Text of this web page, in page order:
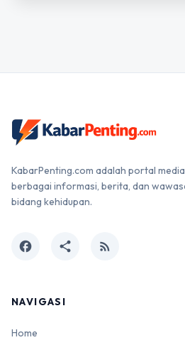
KabarPenting.com adalah portal
berbagai informasi, berita, dan
bidang kehidupan.
facebook share rss_feed
NAVIGASI
Home